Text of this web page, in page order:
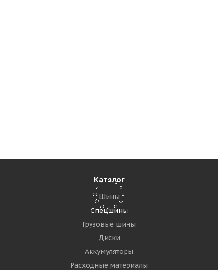
23 980₽
Подробнее
Каталог
Шины
Спецшины
Грузовые шины
Диски
Аккумуляторы
Расходные материалы